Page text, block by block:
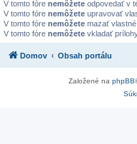
V tomto fóre nemôžete odpovedať v
V tomto fóre nemôžete upravovať
V tomto fóre nemôžete mazať
V tomto fóre nemôžete vkladať
Domov Obsah portálu
Založené na phpBB